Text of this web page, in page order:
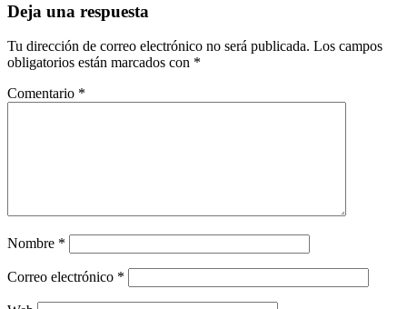
Deja una respuesta
Tu dirección de correo electrónico no será publicada. Los campos
obligatorios están marcados con *
Comentario *
Nombre *
Correo electrónico *